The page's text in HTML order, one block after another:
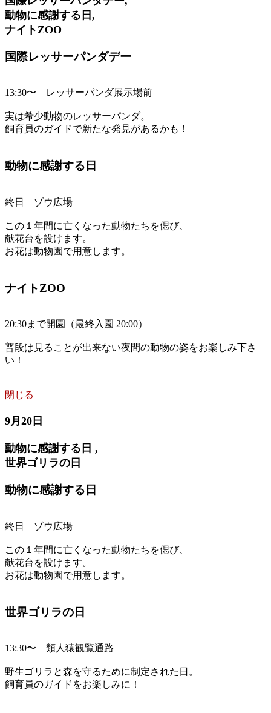
動物に感謝する日,
ナイトZOO
国際レッサーパンダデー
13:30〜 レッサーパンダ展示場前
実は希少動物のレッサーパンダ。
飼育員のガイドで新たな発見があるかも！
動物に感謝する日
終日 ゾウ広場
この１年間に亡くなった動物たちを偲び、
献花台を設けます。
お花は動物園で用意します。
ナイトZOO
20:30まで開園（最終入園 20:00）
普段は見ることが出来ない夜間の動物の姿をお楽しみ下さ
い！
閉じる
9月20日
動物に感謝する日 ,
世界ゴリラの日
動物に感謝する日
終日 ゾウ広場
この１年間に亡くなった動物たちを偲び、
献花台を設けます。
お花は動物園で用意します。
世界ゴリラの日
13:30〜 類人猿観覧通路
野生ゴリラと森を守るために制定された日。
飼育員のガイドをお楽しみに！